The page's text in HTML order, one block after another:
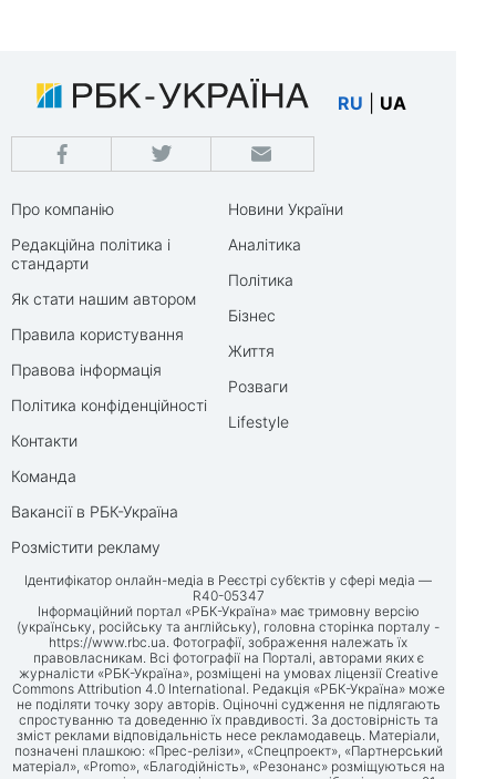
RU UA
Про компанію
Редакційна політика і
стандарти
Як стати нашим автором
Правила користування
Правова інформація
Політика конфіденційності
Контакти
Команда
Вакансії в РБК-Україна
Розмістити рекламу
Новини України
Аналітика
Політика
Бізнес
Життя
Розваги
Lifestyle
Ідентифікатор онлайн-медіа в Реєстрі суб’єктів у сфері медіа —
R40-05347
Інформаційний портал «РБК-Україна» має тримовну версію
(українську, російську та англійську), головна сторінка порталу -
https://www.rbc.ua. Фотографії, зображення належать їх
правовласникам. Всі фотографії на Порталі, авторами яких є
журналісти «РБК-Україна», розміщені на умовах ліцензії Creative
Commons Attribution 4.0 International. Редакція «РБК-Україна» може
не поділяти точку зору авторів. Оціночні судження не підлягають
спростуванню та доведенню їх правдивості. За достовірність та
зміст реклами відповідальність несе рекламодавець. Матеріали,
позначені плашкою: «Прес-релізи», «Спецпроект», «Партнерський
матеріал», «Promo», «Благодійність», «Резонанс» розміщуються на